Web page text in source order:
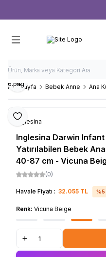
Ana Sayfa Bebek Anne Ana
Favoriye Ekle
Paylaş
Inglesina
Inglesina Darwin Infant
Yatırılabilen Bebek
40-87 cm - Vicuna
(0)
Havale Fiyatı : 32.055 TL %5
Renk: Vicuna Beige